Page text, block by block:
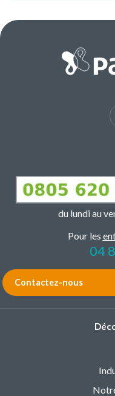
du lundi au
Pour les
04
Contactez-nous